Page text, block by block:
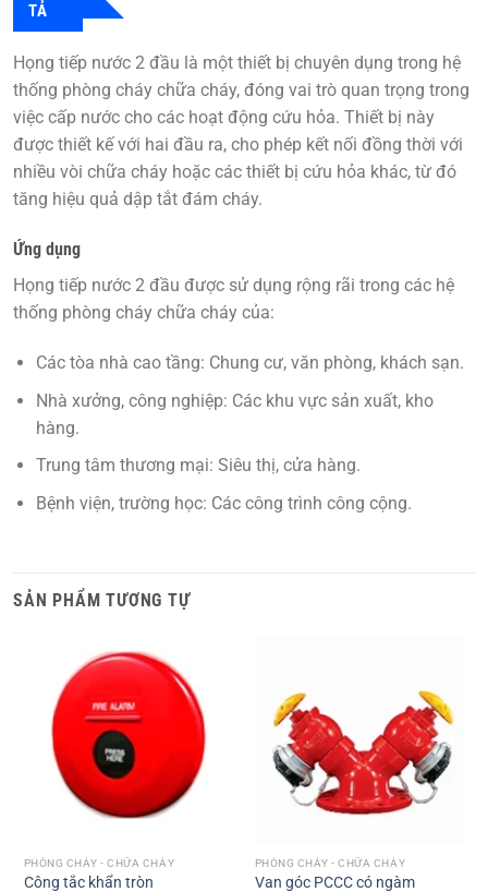
TẢ
Họng tiếp nước 2 đầu là một thiết bị chuyên dụng trong hệ
thống phòng cháy chữa cháy, đóng vai trò quan trọng trong
việc cấp nước cho các hoạt động cứu hỏa. Thiết bị này
được thiết kế với hai đầu ra, cho phép kết nối đồng thời với
nhiều vòi chữa cháy hoặc các thiết bị cứu hỏa khác, từ đó
tăng hiệu quả dập tắt đám cháy.
Ứng dụng
Họng tiếp nước 2 đầu được sử dụng rộng rãi trong các hệ
thống phòng cháy chữa cháy của:
Các tòa nhà cao tầng: Chung cư, văn phòng, khách sạn.
Nhà xưởng, công nghiệp: Các khu vực sản xuất, kho
hàng.
Trung tâm thương mại: Siêu thị, cửa hàng.
Bệnh viện, trường học: Các công trình công cộng.
SẢN PHẨM TƯƠNG TỰ
PHÒNG CHÁY - CHỮA CHÁY
Công tắc khẩn tròn
PHÒNG CHÁY - CHỮA CHÁY
Van góc PCCC có ngàm